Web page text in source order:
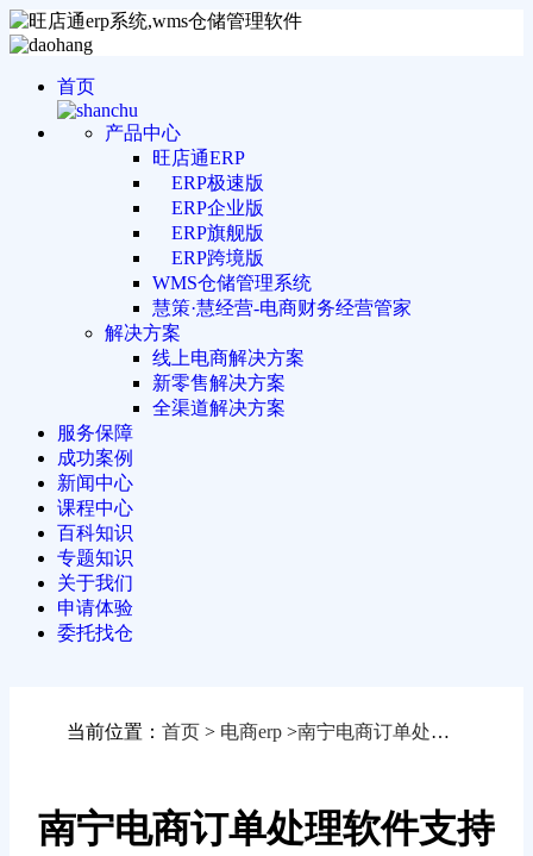
首页
产品中心
旺店通ERP
ERP极速版
ERP企业版
ERP旗舰版
ERP跨境版
WMS仓储管理系统
慧策·慧经营-电商财务经营管家
解决方案
线上电商解决方案
新零售解决方案
全渠道解决方案
服务保障
成功案例
新闻中心
课程中心
百科知识
专题知识
关于我们
申请体验
委托找仓
当前位置： 首页 > 电商erp >南宁电商订单处理软件支持多平台订单同步吗
南宁电商订单处理软件支持